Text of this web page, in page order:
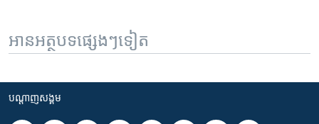
អានអត្ថបទផ្សេងៗទៀត
បណ្តាញ​សង្គម